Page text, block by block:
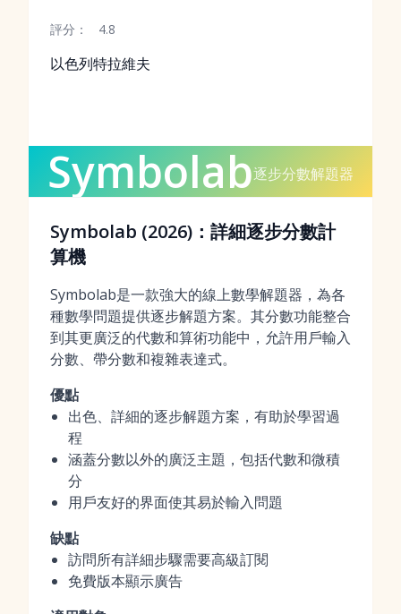
評分： 4.8
以色列特拉維夫
Symbolab逐步分數解題器
Symbolab (2026)：詳細逐步分數計
算機
Symbolab是一款強大的線上數學解題器，為各
種數學問題提供逐步解題方案。其分數功能整合
到其更廣泛的代數和算術功能中，允許用戶輸入
分數、帶分數和複雜表達式。
優點
出色、詳細的逐步解題方案，有助於學習過
程
涵蓋分數以外的廣泛主題，包括代數和微積
分
用戶友好的界面使其易於輸入問題
缺點
訪問所有詳細步驟需要高級訂閱
免費版本顯示廣告